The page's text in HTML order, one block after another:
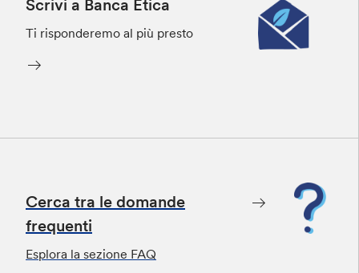
Scrivi a Banca Etica
Ti risponderemo al più presto
Cerca tra le domande
frequenti
Esplora la sezione FAQ